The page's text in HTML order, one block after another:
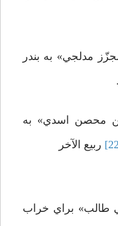
مدلجي» به بندر
محصن اسدي» به
ربيع الآخر
براي خراب